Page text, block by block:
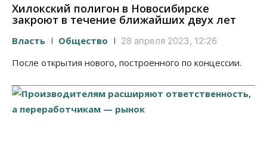
Хилокский полигон в Новосибирске
закроют в течение ближайших двух лет
Власть Общество 28 апреля 2023, 12:26
После открытия нового, построенного по концессии.